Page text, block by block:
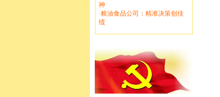
神
·粮油食品公司：精准决策创佳
绩